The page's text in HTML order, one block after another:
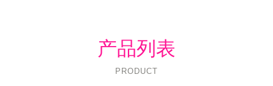
产品列表
PRODUCT